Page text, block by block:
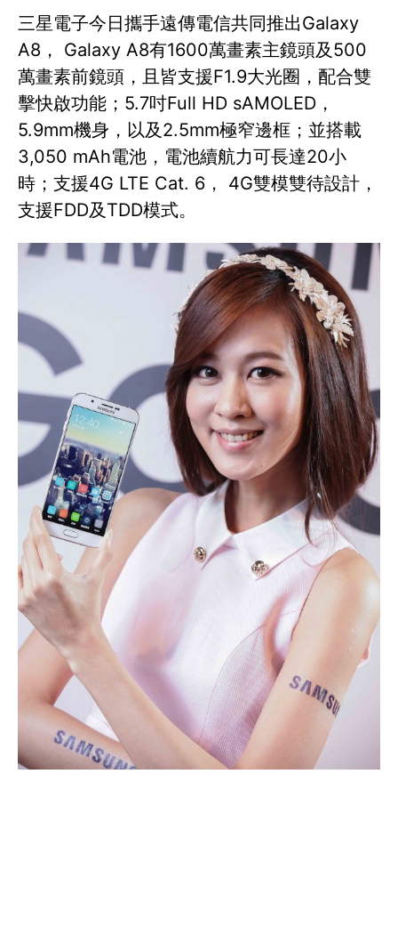
三星電子今日攜手遠傳電信共同推出Galaxy
A8， Galaxy A8有1600萬畫素主鏡頭及500
萬畫素前鏡頭，且皆支援F1.9大光圈，配合雙
擊快啟功能；5.7吋Full HD sAMOLED，
5.9mm機身，以及2.5mm極窄邊框；並搭載
3,050 mAh電池，電池續航力可長達20小
時；支援4G LTE Cat. 6， 4G雙模雙待設計，
支援FDD及TDD模式。